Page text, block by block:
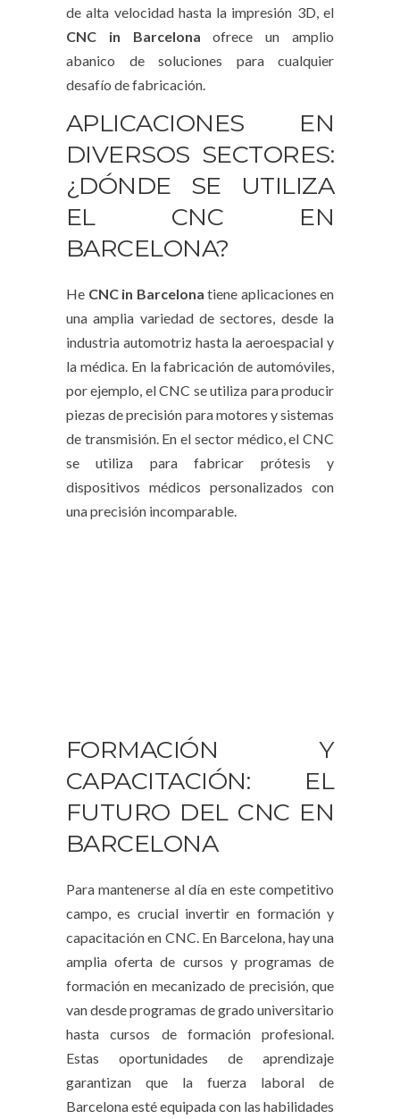
de alta velocidad hasta la impresión 3D, el
CNC in Barcelona ofrece un amplio
abanico de soluciones para cualquier
desafío de fabricación.
APLICACIONES EN
DIVERSOS SECTORES:
¿DÓNDE SE UTILIZA
EL CNC EN
BARCELONA?
He CNC in Barcelona tiene aplicaciones en
una amplia variedad de sectores, desde la
industria automotriz hasta la aeroespacial y
la médica. En la fabricación de automóviles,
por ejemplo, el CNC se utiliza para producir
piezas de precisión para motores y sistemas
de transmisión. En el sector médico, el CNC
se utiliza para fabricar prótesis y
dispositivos médicos personalizados con
una precisión incomparable.
FORMACIÓN Y
CAPACITACIÓN: EL
FUTURO DEL CNC EN
BARCELONA
Para mantenerse al día en este competitivo
campo, es crucial invertir en formación y
capacitación en CNC. En Barcelona, hay una
amplia oferta de cursos y programas de
formación en mecanizado de precisión, que
van desde programas de grado universitario
hasta cursos de formación profesional.
Estas oportunidades de aprendizaje
garantizan que la fuerza laboral de
Barcelona esté equipada con las habilidades